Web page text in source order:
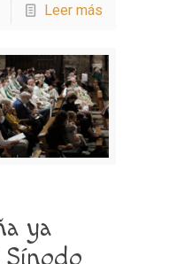
Leer más
ya